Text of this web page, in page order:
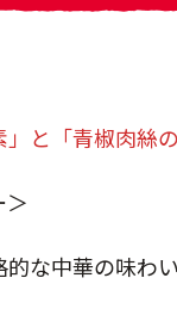
」と「青椒肉絲
＞
的な中華の味わ